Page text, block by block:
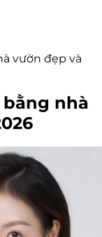
vườn đẹp và
nhà